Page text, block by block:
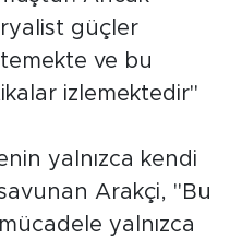
güçler
ve bu
izlemektedir"
yalnızca kendi
Arakçi, "Bu
yalnızca